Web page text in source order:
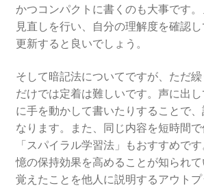
かつコンパクトに書くのも大事です
見直しを行い、自分の理解度を確認
更新すると良いでしょう。
そして暗記法についてですが、ただ
だけでは定着は難しいです。声に出
に手を動かして書いたりすることで
なります。また、同じ内容を短時間
「スパイラル学習法」もおすすめで
憶の保持効果を高めることが知られて
覚えたことを他人に説明するアウト